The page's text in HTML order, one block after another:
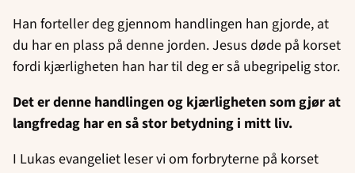
Han forteller deg gjennom handlingen han gjorde, at
du har en plass på denne jorden. Jesus døde på korset
fordi kjærligheten han har til deg er så ubegripelig stor.
Det er denne handlingen og kjærligheten som gjør at
langfredag har en så stor betydning i mitt liv.
I Lukas evangeliet leser vi om forbryterne på korset